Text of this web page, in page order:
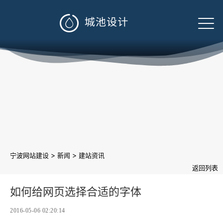

宁波网站建设 > 新闻 > 建站资讯
返回列表
如何给网页选择合适的字体
2016-05-06 02:20:14